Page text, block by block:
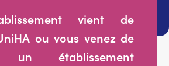
?
vient de
ou vous venez de
un établissement